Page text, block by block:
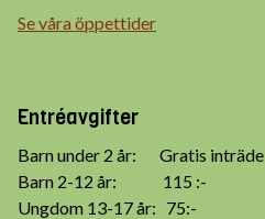
Se våra öppettider
Entréavgifter
Barn under 2 år: Gratis inträde
Barn 2-12 år: 115 :-
Ungdom 13-17 år: 75:-